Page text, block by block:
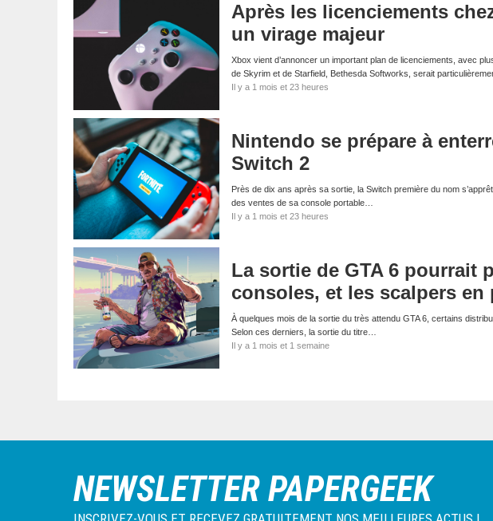
Après les licenciements
un virage majeur
Xbox vient d’annoncer un important plan de licenciements, avec
de Skyrim et de Starfield, Bethesda Softworks, serait
Il y a 1 mois et 23 heures
Nintendo se prépare à
Switch 2
Près de dix ans après sa sortie, la Switch première du nom
des ventes de sa console portable…
Il y a 1 mois et 23 heures
La sortie de GTA 6 pourrait
consoles, et les scalpers en
À quelques mois de la sortie du très attendu GTA 6, certains
Selon ces derniers, la sortie du titre…
Il y a 1 mois et 1 semaine
NEWSLETTER PAPERGEEK